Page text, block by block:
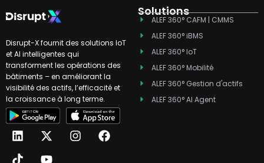
Disrupt-X fournit des solutions IoT
et AI intelligentes qui
transforment les opérations des
bâtiments – en améliorant la
visibilité des actifs, l’efficacité et
la croissance à long terme.
L
i
n
X
-
t
I
n
F
a
T
i
k
Y
o
u
Solutions
ALEF 360° CAFM | CMMS
ALEF 360° iBMS
ALEF 360° IoT
ALEF 360° Mobilité
ALEF 360° Gestion d'actifs
ALEF 360° AI Agent